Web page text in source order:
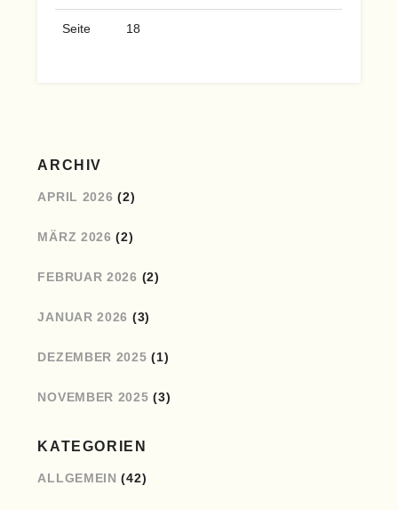
Seite 18
ARCHIV
APRIL 2026 (2)
MÄRZ 2026 (2)
FEBRUAR 2026 (2)
JANUAR 2026 (3)
DEZEMBER 2025 (1)
NOVEMBER 2025 (3)
KATEGORIEN
ALLGEMEIN (42)